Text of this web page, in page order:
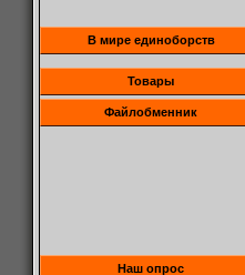
В мире единоборств
Товары
Файлобменник
Наш опрос